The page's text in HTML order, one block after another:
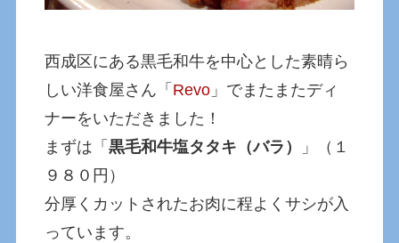
西成区にある黒毛和牛を中心とした素晴ら
しい洋食屋さん「 Revo 」でまたまたディ
ナーをいただきました！
まずは「黒毛和牛塩タタキ（バラ）
」（１
９８０円）
分厚くカットされたお肉に程よくサシが入
っています。